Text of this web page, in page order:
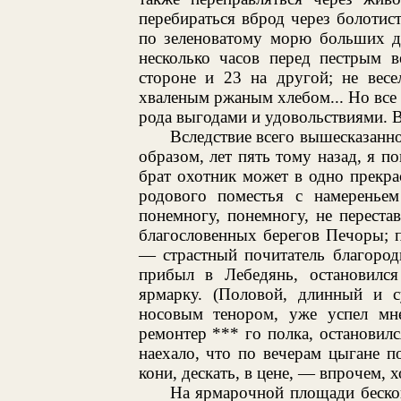
перебираться вброд через
по зеленоватому морю больших
несколько часов перед
стороне и 23 на другой; не
хваленым ржаным хлебом... Но все
рода выгодами и удовольствиями.
Вследствие всего
образом, лет пять тому назад, я
брат охотник может в одно
родового поместья с
понемногу, понемногу, не
благословенных берегов
— страстный почитатель
прибыл в Лебедянь,
ярмарку. (Половой, длинный и
носовым тенором, уже успел
ремонтер *** го полка,
наехало, что по вечерам цыгане
кони, дескать, в цене, — впрочем,
На ярмарочной площади